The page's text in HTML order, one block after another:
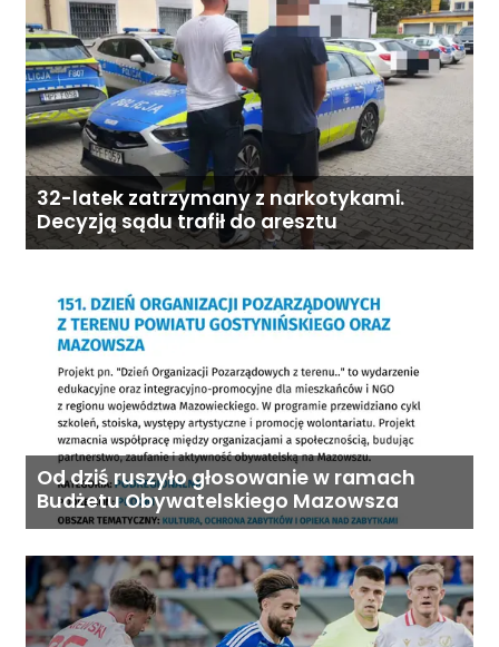
32-latek zatrzymany z narkotykami.
Decyzją sądu trafił do aresztu
Od dziś ruszyło głosowanie w ramach
Budżetu Obywatelskiego Mazowsza